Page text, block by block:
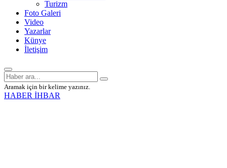
Turizm
Foto Galeri
Video
Yazarlar
Künye
İletişim
Aramak için bir kelime yazınız.
HABER İHBAR